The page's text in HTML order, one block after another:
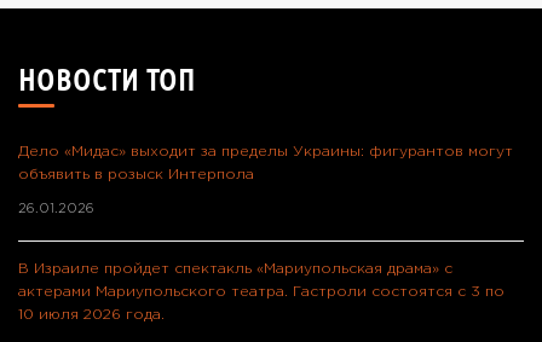
НОВОСТИ ТОП
Дело «Мидас» выходит за пределы Украины: фигурантов могут
объявить в розыск Интерпола
26.01.2026
В Израиле пройдет спектакль «Мариупольская драма» с
актерами Мариупольского театра. Гастроли состоятся с 3 по
10 июля 2026 года.